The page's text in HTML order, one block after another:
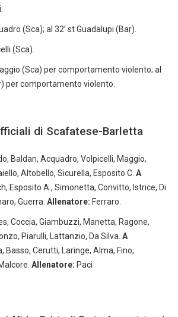
(Sca); al 32’ st Guadalupi (Bar).
(Sca).
(Sca) per comportamento violento; al
per comportamento violento.
di Scafatese-Barletta
Baldan, Acquadro, Volpicelli, Maggio,
Altobello, Sicurella, Esposito C. A
Esposito A., Simonetta, Convitto, Istrice, Di
Guerra. Allenatore: Ferraro.
Coccia, Giambuzzi, Manetta, Ragone,
Piarulli, Lattanzio, Da Silva. A
Basso, Cerutti, Laringe, Alma, Fino,
Allenatore: Paci